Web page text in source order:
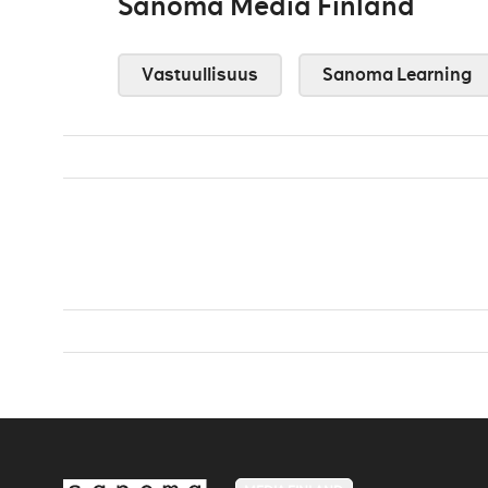
Vastuullisuus Sanoma Learning